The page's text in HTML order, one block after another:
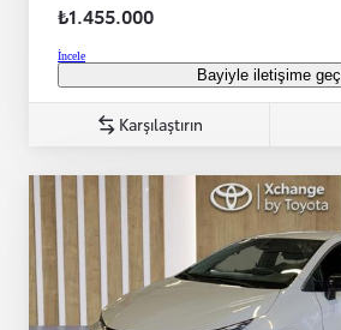
₺1.455.000
İncele
Bayiyle iletişime geç
Karşılaştırın